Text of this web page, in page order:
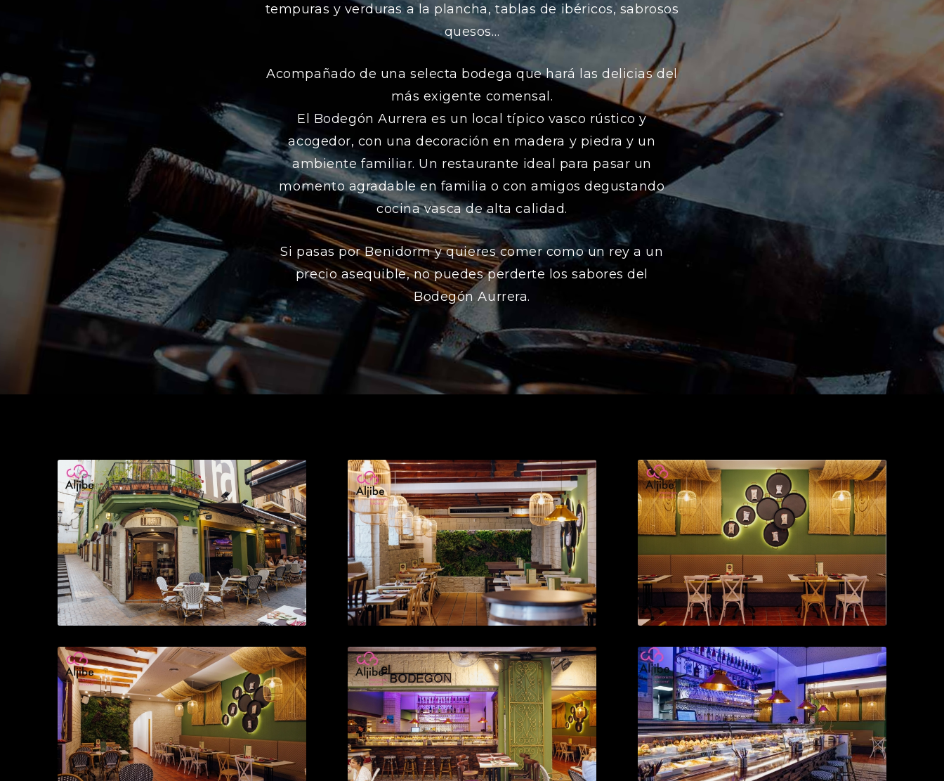
tempuras y verduras a la plancha, tablas de ibéricos, sabrosos
quesos…
Acompañado de una selecta bodega que hará las delicias del
más exigente comensal.
El Bodegón Aurrera es un local típico vasco rústico y
acogedor, con una decoración en madera y piedra y un
ambiente familiar. Un restaurante ideal para pasar un
momento agradable en familia o con amigos degustando
cocina vasca de alta calidad.
Si pasas por Benidorm y quieres comer como un rey a un
precio asequible, no puedes perderte los sabores del
Bodegón Aurrera.